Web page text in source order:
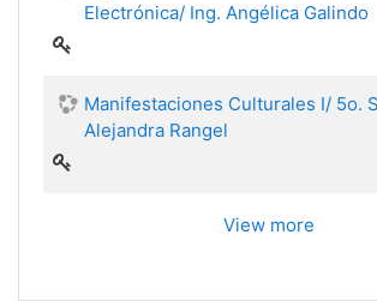
Electrónica/ Ing. Angélica Galindo
Manifestaciones Culturales I/ 5o.
Alejandra Rangel
View more